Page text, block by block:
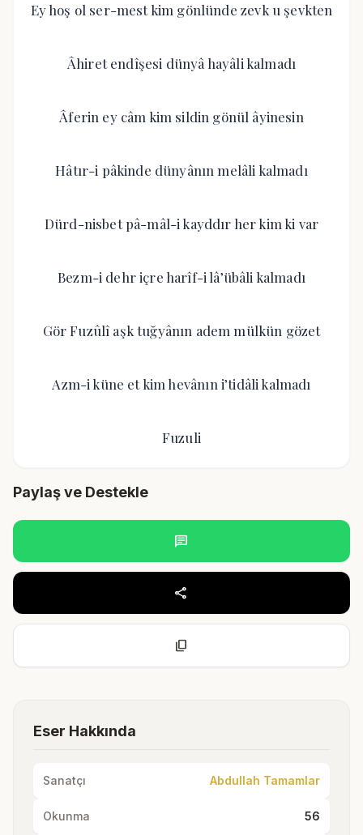
Ey hoş ol ser-mest kim gönlünde zevk u şevkten
Âhiret endîşesi dünyâ hayâli kalmadı
Âferin ey câm kim sildin gönül âyinesin
Hâtır-i pâkinde dünyânın melâli kalmadı
Dürd-nisbet pâ-mâl-i kayddır her kim ki var
Bezm-i dehr içre harîf-i lâ’übâli kalmadı
Gör Fuzûlî aşk tuğyânın adem mülkün gözet
Azm-i küne et kim hevânın i’tidâli kalmadı
Fuzuli
Paylaş ve Destekle
chat
share
content_copy
Eser Hakkında
Sanatçı Abdullah Tamamlar
Okunma 56